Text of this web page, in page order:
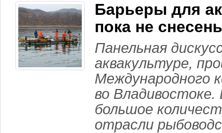
Барьеры для
пока не
Панельная
аквакультуре,
Международного
во Владивостоке.
большое
отрасли